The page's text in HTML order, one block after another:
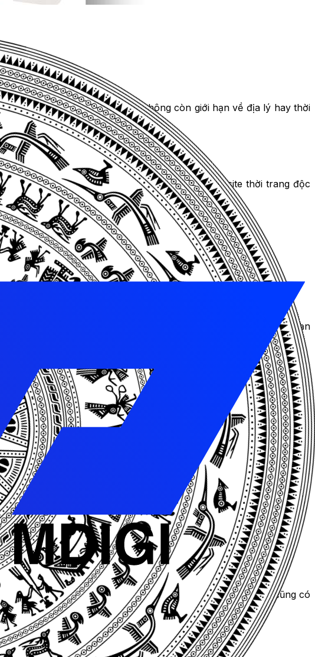
trên toàn quốc và thế giới. Bạn không còn giới hạn về địa lý hay thời
thị hiếu của khách hàng. Bạn sẽ có một website thời trang độc
các sàn thương mại điện tử hay các kênh quảng cáo khác. Bạn
hiệu riên, tạo được sự tin tưởng và uy tín với khách hàng.
ý từ khách hàng về sản phẩm và dịch vụ của mình. Bạn cũng có
tin nhắn.